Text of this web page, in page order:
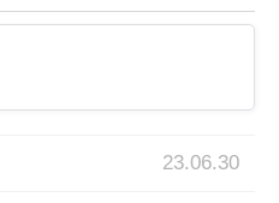
23.06.30